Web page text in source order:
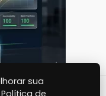
sua
de